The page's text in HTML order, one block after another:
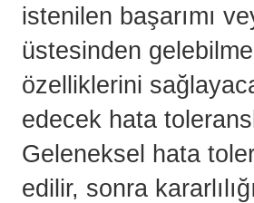
istenilen başarımı
üstesinden
özelliklerini
edecek hata
Geleneksel hata
edilir, sonra